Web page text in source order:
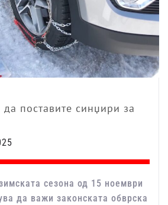
поставите синџири за
сезона од 15 ноември
да важи законската обврска